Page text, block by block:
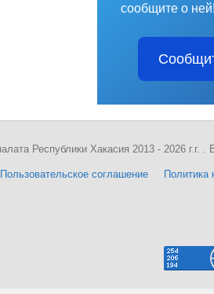
сообщите о ней!
Пользовательское соглашение Политика
Республики Хакасия 2013 - 2026 г.г. .